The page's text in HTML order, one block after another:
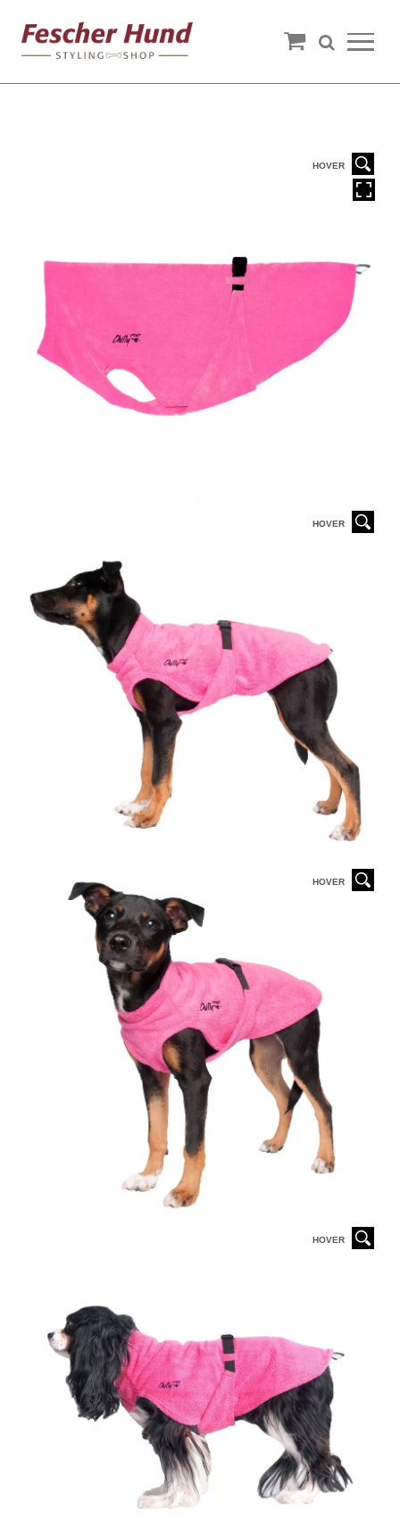
HOVER
HOVER
HOVER
HOVER